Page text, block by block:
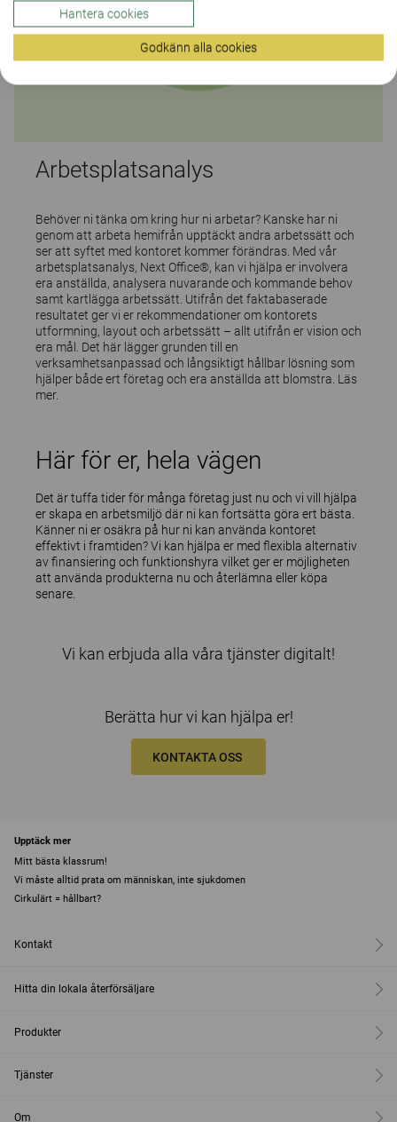
Arbetsplatsanalys
Behöver ni tänka om kring hur ni arbetar? Kanske har ni
genom att arbeta hemifrån upptäckt andra arbetssätt och
ser att syftet med kontoret kommer förändras. Med vår
arbetsplatsanalys, Next Office®, kan vi hjälpa er involvera
era anställda, analysera nuvarande och kommande behov
samt kartlägga arbetssätt. Utifrån det faktabaserade
resultatet ger vi er rekommendationer om kontorets
utformning, layout och arbetssätt – allt utifrån er vision och
era mål. Det här lägger grunden till en
verksamhetsanpassad och långsiktigt hållbar lösning som
hjälper både ert företag och era anställda att blomstra. Läs
mer.
Här för er, hela vägen
Det är tuffa tider för många företag just nu och vi vill hjälpa
er skapa en arbetsmiljö där ni kan fortsätta göra ert bästa.
Känner ni er osäkra på hur ni kan använda kontoret
effektivt i framtiden? Vi kan hjälpa er med flexibla alternativ
av finansiering och funktionshyra vilket ger er möjligheten
att använda produkterna nu och återlämna eller köpa
senare.
Vi kan erbjuda alla våra tjänster digitalt!
Berätta hur vi kan hjälpa er!
KONTAKTA OSS
Upptäck mer
Mitt bästa klassrum!
Vi måste alltid prata om människan, inte sjukdomen
Cirkulärt = hållbart?
Kontakt
Hitta din lokala återförsäljare
Produkter
Tjänster
Om
Hantera cookies
Godkänn alla cookies